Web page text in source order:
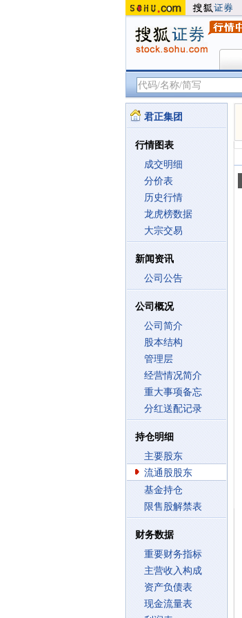
君正集团
行情图表
成交明细
分价表
历史行情
龙虎榜数据
大宗交易
新闻资讯
公司公告
公司概况
公司简介
股本结构
管理层
经营情况简介
重大事项备忘
分红送配记录
持仓明细
主要股东
流通股股东
基金持仓
限售股解禁表
财务数据
重要财务指标
主营收入构成
资产负债表
现金流量表